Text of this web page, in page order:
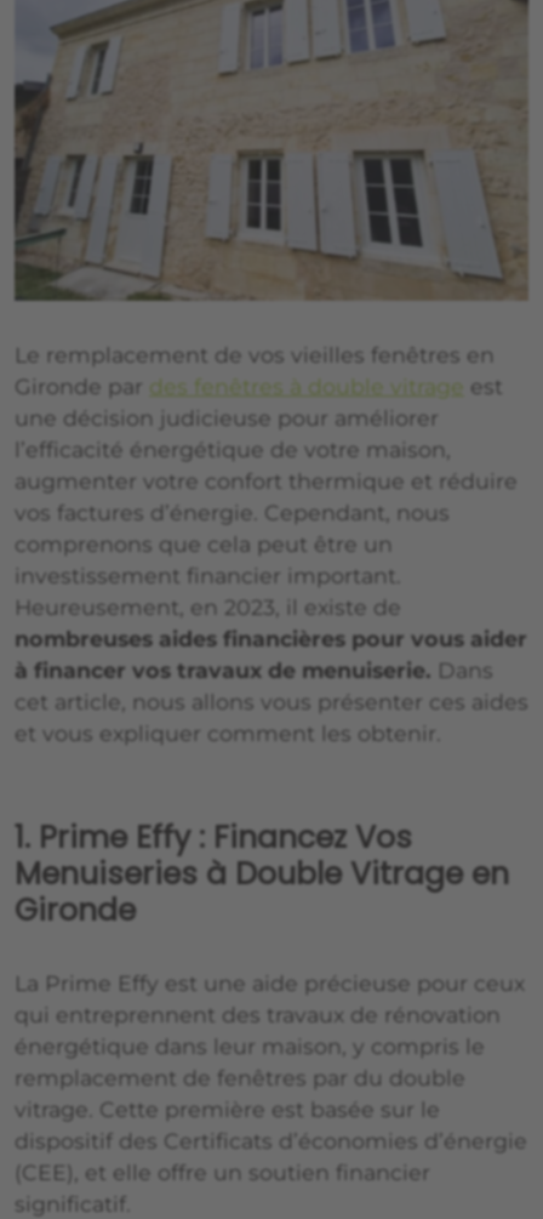
Le remplacement de vos vieilles fenêtres en
Gironde par des fenêtres à double vitrage est
une décision judicieuse pour améliorer
l’efficacité énergétique de votre maison,
augmenter votre confort thermique et réduire
vos factures d’énergie. Cependant, nous
comprenons que cela peut être un
investissement financier important.
Heureusement, en 2023, il existe de
nombreuses aides financières pour vous aider
à financer vos travaux de menuiserie. Dans
cet article, nous allons vous présenter ces aides
et vous expliquer comment les obtenir.
1. Prime Effy : Financez Vos
Menuiseries à Double Vitrage en
Gironde
La Prime Effy est une aide précieuse pour ceux
qui entreprennent des travaux de rénovation
énergétique dans leur maison, y compris le
remplacement de fenêtres par du double
vitrage. Cette première est basée sur le
dispositif des Certificats d’économies d’énergie
(CEE), et elle offre un soutien financier
significatif.